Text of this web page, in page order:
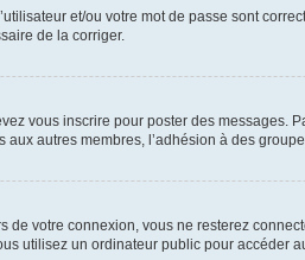
et/ou votre mot de passe sont
de la corriger.
vous inscrire pour poster des
autres membres, l’adhésion à des
de votre connexion, vous ne resterez
utilisez un ordinateur public pour